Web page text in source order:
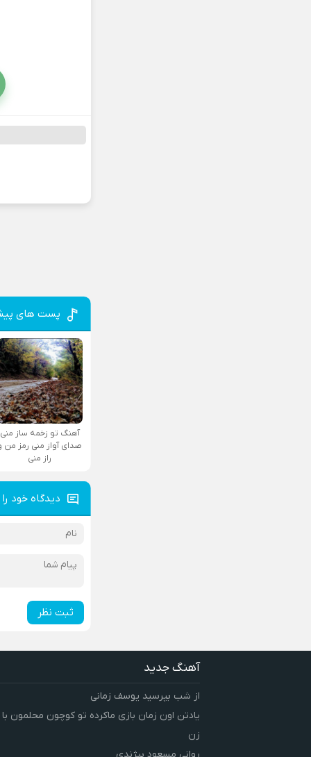
پست های
آهنگ تو زخمه ساز منی
صدای آواز منی رمز من
راز منی
دیدگاه خود
ثبت نظر
آهنگ جدید
از شب بپرسید یوسف زمانی
یادتن اون زمان بازی ماکرده تو کوچون محلمون
زن